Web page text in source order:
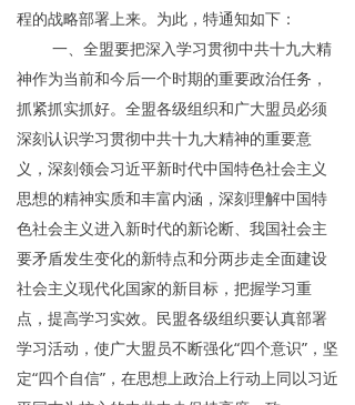
程的战略部署上来。为此，特通知如下：
一、全盟要把深入学习贯彻中共十九大精
神作为当前和今后一个时期的重要政治任务，
抓紧抓实抓好。全盟各级组织和广大盟员必须
深刻认识学习贯彻中共十九大精神的重要意
义，深刻领会习近平新时代中国特色社会主义
思想的精神实质和丰富内涵，深刻理解中国特
色社会主义进入新时代的新论断、我国社会主
要矛盾发生变化的新特点和分两步走全面建设
社会主义现代化国家的新目标，把握学习重
点，提高学习实效。民盟各级组织要认真部署
学习活动，使广大盟员不断强化“四个意识”，坚
定“四个自信”，在思想上政治上行动上同以习近